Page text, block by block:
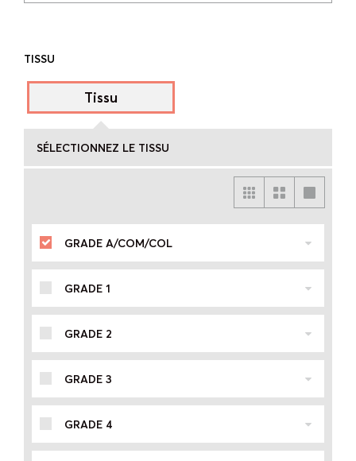
TISSU
Tissu
SÉLECTIONNEZ LE TISSU
GRADE A/COM/COL
GRADE 1
GRADE 2
GRADE 3
GRADE 4